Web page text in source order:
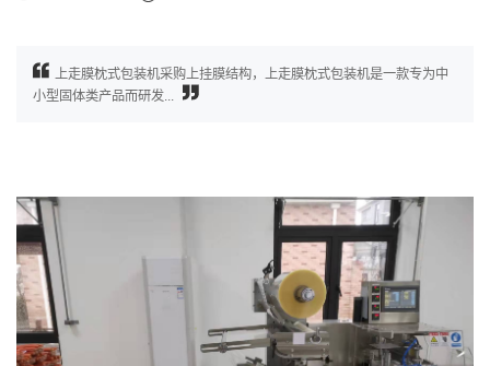
上走膜枕式包装机采购上挂膜结构，上走膜枕式包装机是一款专为中
小型固体类产品而研发...